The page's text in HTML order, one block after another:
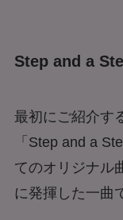
Step and a
最初にご紹介す
「Step and a
てのオリジナル
に発揮した一曲